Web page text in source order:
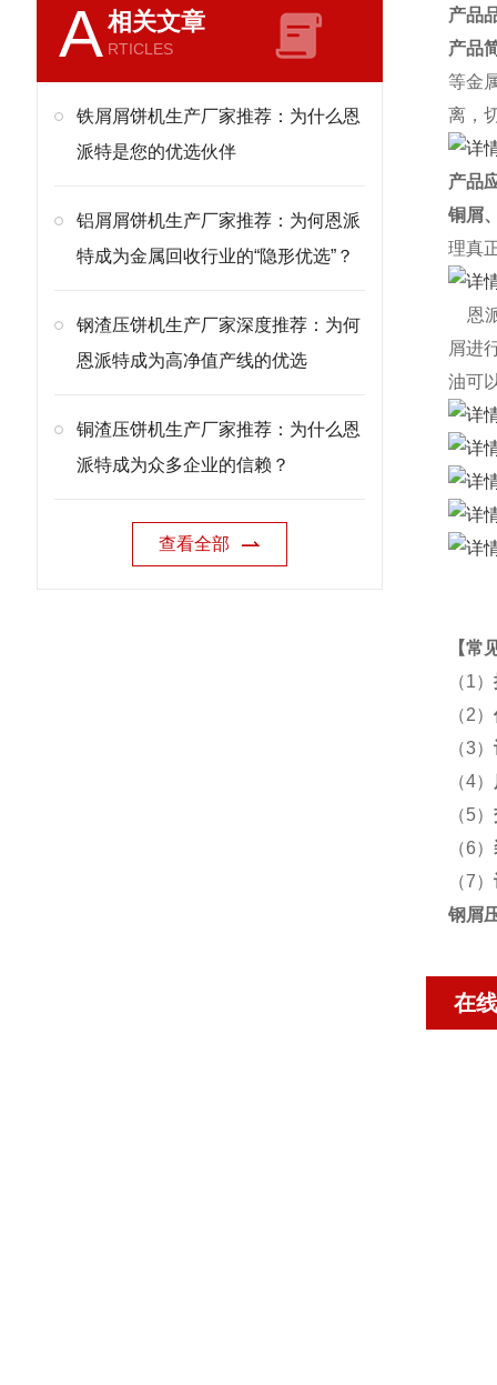
A相关文章
RTICLES
铁屑屑饼机生产厂家推荐：为什么恩
派特是您的优选伙伴
铝屑屑饼机生产厂家推荐：为何恩派
特成为金属回收行业的“隐形优选”？
钢渣压饼机生产厂家深度推荐：为何
恩派特成为高净值产线的优选
铜渣压饼机生产厂家推荐：为什么恩
派特成为众多企业的信赖？
查看全部
产品
产品
等金
离，
产品
铜屑
理真
恩
屑进
油可
【常
（1）
（2）
（3）
（4）
（5）
（6）
（7）
钢屑
在